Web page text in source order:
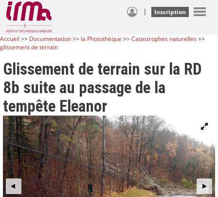
| Inscription
Accueil >> Documentation>> la Photothèque >>Catastrophes naturelles>>
glissement de terrain
Glissement de terrain sur la RD
8b suite au passage de la
tempête Eleanor